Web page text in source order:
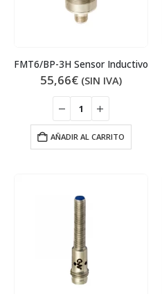
FMT6/BP-3H Sensor Inductivo
55,66€ (SIN IVA)
AÑADIR AL CARRITO